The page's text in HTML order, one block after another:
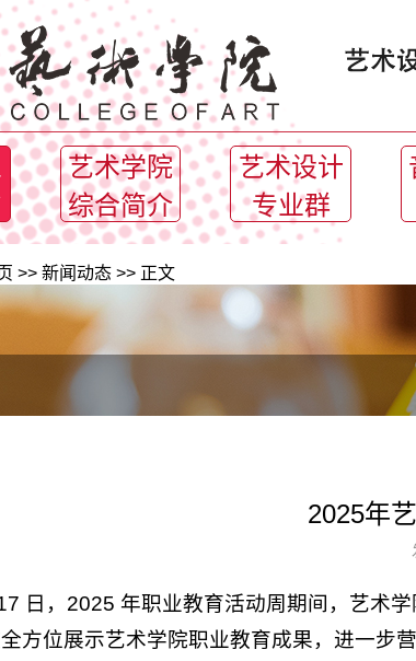
艺术学院
综合简介
艺术设计
专业群
>> 新闻动态>> 正文
2025年
日，2025 年职业教育活动周期间，艺术
方位展示艺术学院职业教育成果，进一步